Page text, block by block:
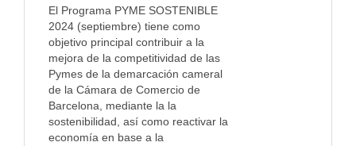
El Programa PYME SOSTENIBLE
2024 (septiembre) tiene como
objetivo principal contribuir a la
mejora de la competitividad de las
Pymes de la demarcación cameral
de la Cámara de Comercio de
Barcelona, mediante la la
sostenibilidad, así como reactivar la
economía en base a la